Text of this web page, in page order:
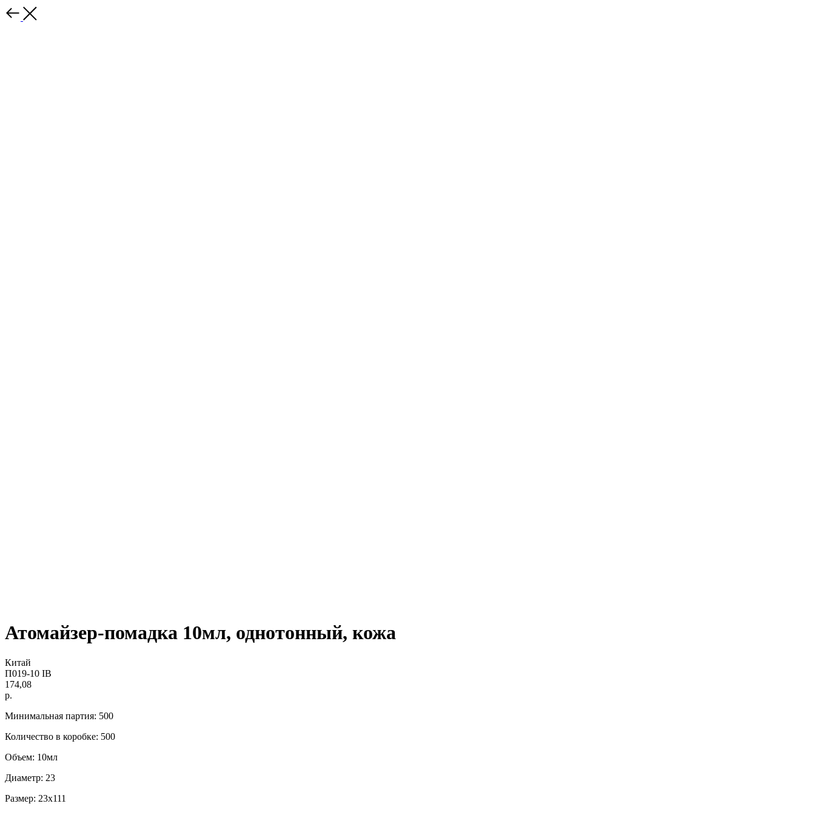
Атомайзер-помадка 10мл, однотонный, кожа
Китай
П019-10 IB
174,08
р.
Минимальная партия: 500
Количество в коробке: 500
Объем: 10мл
Диаметр: 23
Размер: 23x111